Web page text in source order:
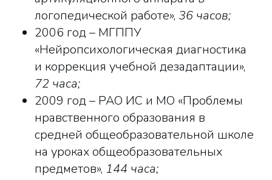
логопедической работе», 36 часов;
2006 год – МГППУ
«Нейропсихологическая диагностика
и коррекция учебной дезадаптации»,
72 часа;
2009 год – РАО ИС и МО «Проблемы
нравственного образования в
средней общеобразовательной школе
на уроках общеобразовательных
предметов», 144 часа;